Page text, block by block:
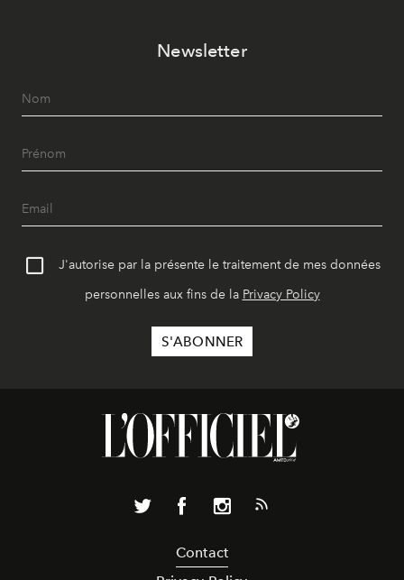
Newsletter
J'autorise par la présente le traitement de mes données
personnelles aux fins de la Privacy Policy
Contact